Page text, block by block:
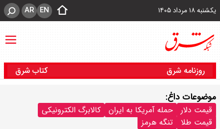
یکشنبه ۱۸ مرداد ۱۴۰۵ EN
AR
روزنامه شرق کتاب شرق
موضوعات داغ:
قیمت دلار حمله آمریکا به ایران
کالابرگ الکترونیکی
قیمت طلا
تنگه هرمز